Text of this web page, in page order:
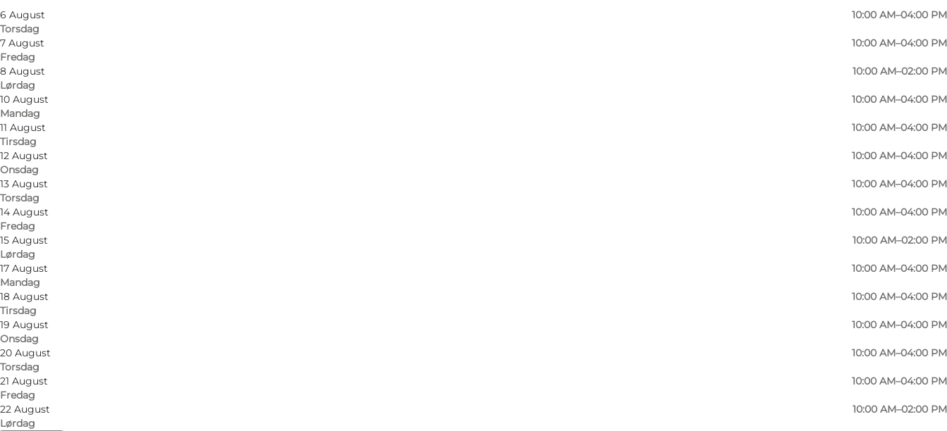
6 August
Torsdag
10:00 AM–04:00 PM
7 August
Fredag
10:00 AM–04:00 PM
8 August
Lørdag
10:00 AM–02:00 PM
10 August
Mandag
10:00 AM–04:00 PM
11 August
Tirsdag
10:00 AM–04:00 PM
12 August
Onsdag
10:00 AM–04:00 PM
13 August
Torsdag
10:00 AM–04:00 PM
14 August
Fredag
10:00 AM–04:00 PM
15 August
Lørdag
10:00 AM–02:00 PM
17 August
Mandag
10:00 AM–04:00 PM
18 August
Tirsdag
10:00 AM–04:00 PM
19 August
Onsdag
10:00 AM–04:00 PM
20 August
Torsdag
10:00 AM–04:00 PM
21 August
Fredag
10:00 AM–04:00 PM
22 August
Lørdag
10:00 AM–02:00 PM